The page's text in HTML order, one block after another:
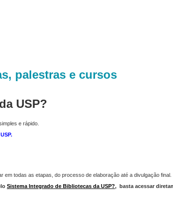
palestras e cursos
USP?
e rápido.
.
em todas as etapas, do processo de elaboração até a divulgação final.
Sistema Integrado de Bibliotecas da USP?, basta acessar